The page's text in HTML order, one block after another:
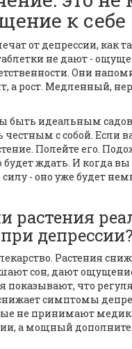
к себе
от депрессии, как
не дают -
Они
а рост. Медленный,
быть идеальным
честным с собой. Если
Полейте его.
будет ждать. И когда вы
силу - оно уже будет
растения
депрессии?
Растения
сон, дают
показывают, что
симптомы
не принимают
а мощный